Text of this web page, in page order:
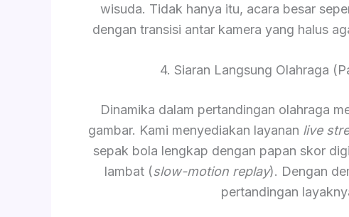
wisuda. Tidak hanya itu, acara besar
dengan transisi antar kamera yang halus
4. Siaran Langsung Olahraga
Dinamika dalam pertandingan olahraga
gambar. Kami menyediakan layanan live
sepak bola lengkap dengan papan skor
lambat (slow-motion replay). Dengan
pertandingan